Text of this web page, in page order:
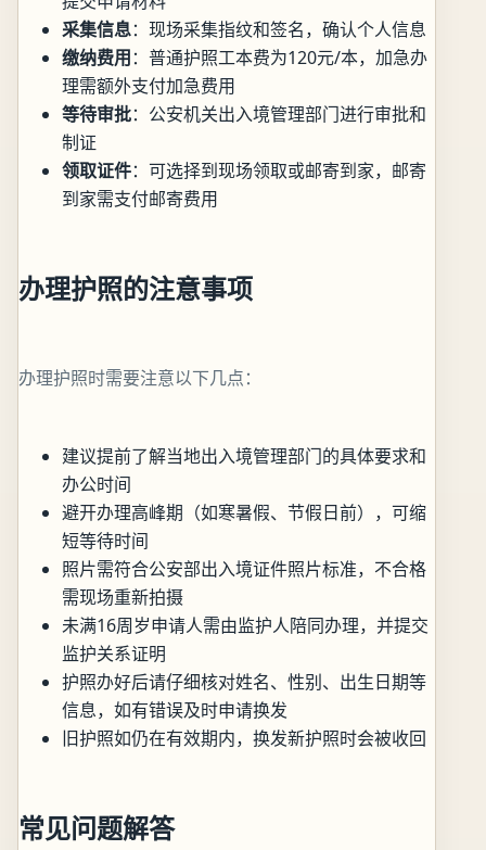
采集信息：现场采集指纹和签名，确认个人信息
缴纳费用：普通护照工本费为120元/本，加急办
理需额外支付加急费用
等待审批：公安机关出入境管理部门进行审批和
制证
领取证件：可选择到现场领取或邮寄到家，邮寄
到家需支付邮寄费用
办理护照的注意事项
办理护照时需要注意以下几点：
建议提前了解当地出入境管理部门的具体要求和
办公时间
避开办理高峰期（如寒暑假、节假日前），可缩
短等待时间
照片需符合公安部出入境证件照片标准，不合格
需现场重新拍摄
未满16周岁申请人需由监护人陪同办理，并提交
监护关系证明
护照办好后请仔细核对姓名、性别、出生日期等
信息，如有错误及时申请换发
旧护照如仍在有效期内，换发新护照时会被收回
常见问题解答